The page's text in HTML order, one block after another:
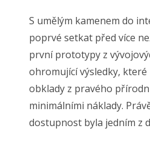
S umělým kamenem do
poprvé setkat před více
první prototypy z
ohromující výsledky,
obklady z pravého
minimálními náklady.
dostupnost byla jedním z